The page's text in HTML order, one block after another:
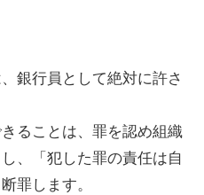
銀行員として絶対に許さ
ることは、罪を認め組織
、「犯した罪の責任は自
罪します。